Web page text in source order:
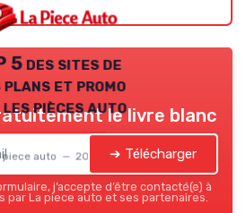
5 des sites de
plans et promo
pièces auto
piece auto — 2026
le livre blanc
➔ Télécharger
j’accepte d’être contacté(e) à
par La piece auto et ses partenaires.